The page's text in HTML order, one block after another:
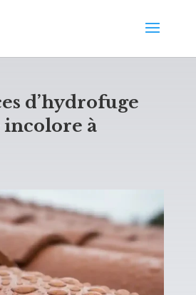
d’hydrofuge
à